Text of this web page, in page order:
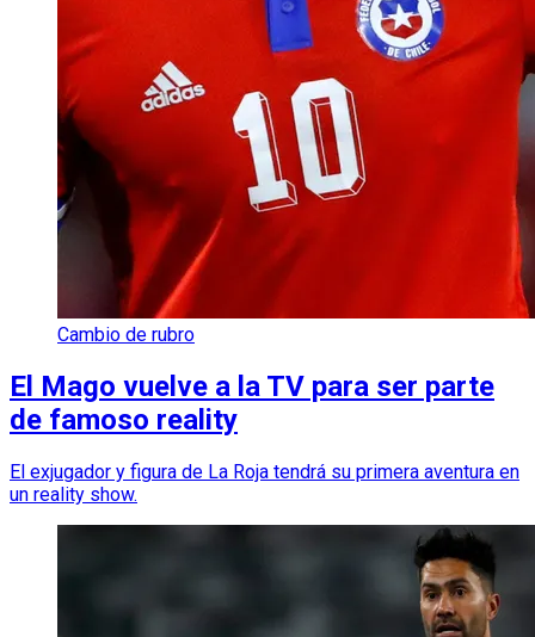
Cambio de rubro
El Mago vuelve a la TV para ser parte
de famoso reality
El exjugador y figura de La Roja tendrá su primera aventura en
un reality show.